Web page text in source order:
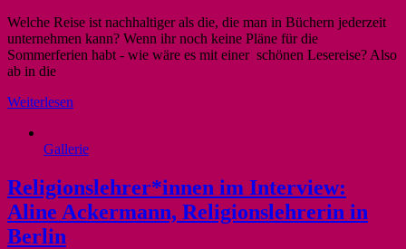
Welche Reise ist nachhaltiger als die, die man in Büchern jederzeit
unternehmen kann? Wenn ihr noch keine Pläne für die
Sommerferien habt - wie wäre es mit einer schönen Lesereise? Also
ab in die
Weiterlesen
Gallerie
Religionslehrer*innen im Interview:
Aline Ackermann, Religionslehrerin in
Berlin